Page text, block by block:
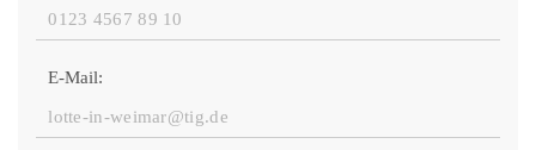
E-Mail: